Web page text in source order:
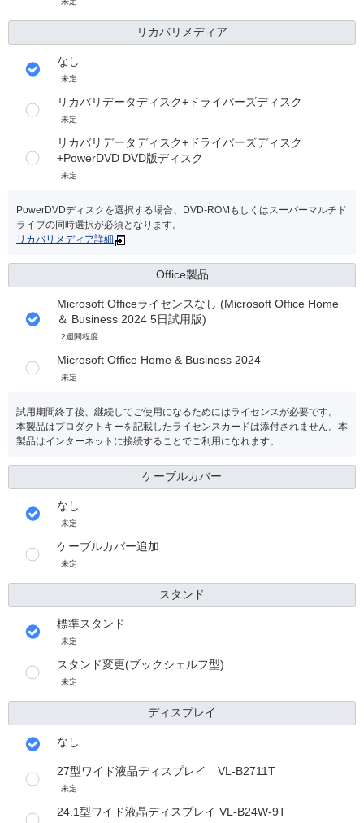
リカバリメディア
なし
未定
リカバリデータディスク+ドライバーズディスク
未定
リカバリデータディスク+ドライバーズディスク
+PowerDVD DVD版ディスク
未定
PowerDVDディスクを選択する場合、DVD-ROMもしくはスーパーマルチド
ライブの同時選択が必須となります。
リカバリメディア詳細
Office製品
Microsoft Officeライセンスなし (Microsoft Office Home
＆ Business 2024 5日試用版)
2週間程度
Microsoft Office Home & Business 2024
未定
試用期間終了後、継続してご使用になるためにはライセンスが必要です。
本製品はプロダクトキーを記載したライセンスカードは添付されません。本
製品はインターネットに接続することでご利用になれます。
ケーブルカバー
なし
未定
ケーブルカバー追加
未定
スタンド
標準スタンド
未定
スタンド変更(ブックシェルフ型)
未定
ディスプレイ
なし
27型ワイド液晶ディスプレイ VL-B2711T
未定
24.1型ワイド液晶ディスプレイ VL-B24W-9T